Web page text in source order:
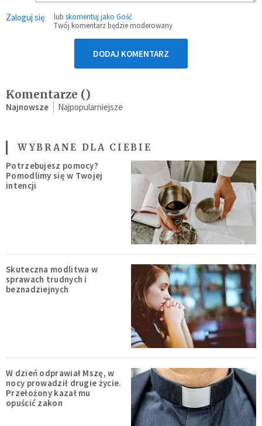
Zaloguj się lub skomentuj jako Gość
Twój komentarz będzie moderowany
DODAJ KOMENTARZ
Komentarze ()
Najnowsze Najpopularniejsze
WYBRANE DLA CIEBIE
Potrzebujesz pomocy?
Pomodlimy się w Twojej
intencji
Skuteczna modlitwa w
sprawach trudnych i
beznadziejnych
W dzień odprawiał Mszę, w
nocy prowadził drugie życie.
Przełożony kazał mu
opuścić zakon